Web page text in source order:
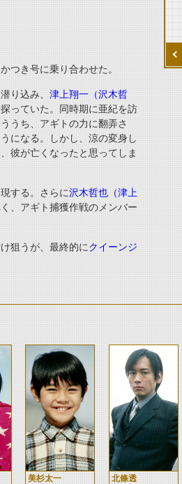
つき号に乗り合わせた。
り込み、 津上翔一（沢木哲
っていた。同時期に亜紀を訪
うち、アギトの力に翻弄さ
になる。しかし、涼の変身し
彼が亡くなったと思ってしま
する。さらに沢木哲也（津上
、アギト捕獲作戦のメンバー
狙うが、最終的にクイーンジ
美杉太一 北條透